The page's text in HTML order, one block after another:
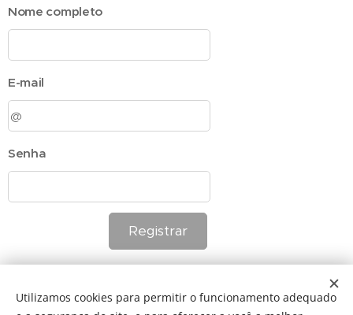
Nome completo
E-mail
Senha
Registrar
Utilizamos cookies para permitir o funcionamento adequado